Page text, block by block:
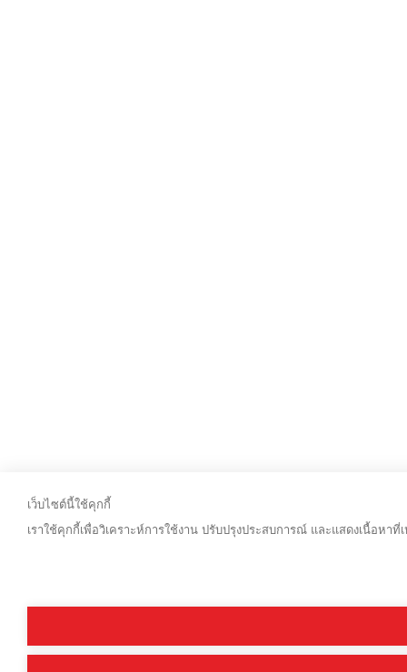
เว็บไซต์นี้ใช้คุกกี้
เราใช้คุกกี้เพื่อวิเคราะห์การใช้งาน ปรับปรุงประสบการณ์ และแสดงเนื้อหา